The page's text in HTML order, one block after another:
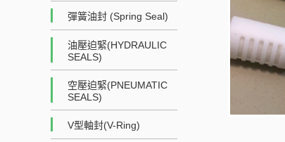
彈簧油封 (Spring Seal)
油壓迫緊(HYDRAULIC
SEALS)
空壓迫緊(PNEUMATIC
SEALS)
V型軸封(V-Ring)